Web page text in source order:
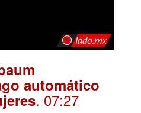
automático
. 07:27